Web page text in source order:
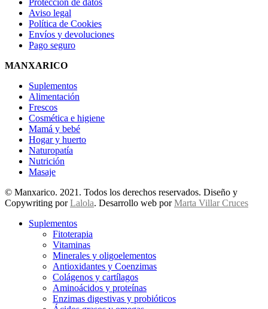
Protección de datos
Aviso legal
Política de Cookies
Envíos y devoluciones
Pago seguro
MANXARICO
Suplementos
Alimentación
Frescos
Cosmética e higiene
Mamá y bebé
Hogar y huerto
Naturopatía
Nutrición
Masaje
© Manxarico. 2021. Todos los derechos reservados. Diseño y
Copywriting porLalola. Desarrollo web porMarta Villar Cruces
Suplementos
Fitoterapia
Vitaminas
Minerales y oligoelementos
Antioxidantes y Coenzimas
Colágenos y cartílagos
Aminoácidos y proteínas
Enzimas digestivas y probióticos